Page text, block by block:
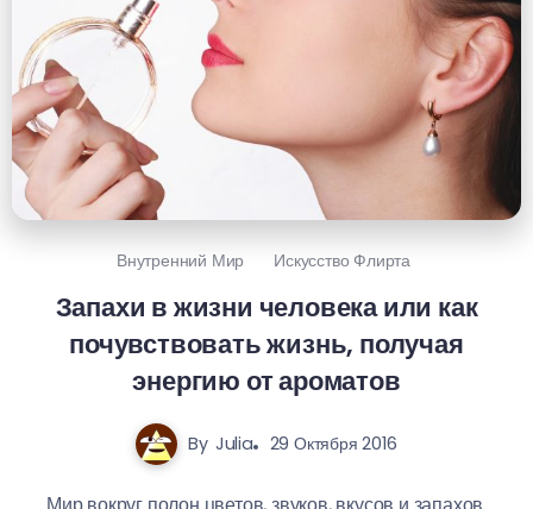
Внутренний Мир Искусство Флирта
Запахи в жизни человека или как
почувствовать жизнь, получая
энергию от ароматов
By Julia 29 Октября 2016